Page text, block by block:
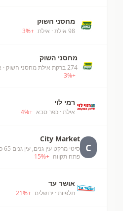
מחסני השוק
98 אילת · אילת +
3%
מחסני השוק
274 ברקת אילת מחסני השוק
·
+
3%
רמי לוי
אילת · כפר סבא +
4%
C
City Market
סיטי מרקט עין גנים, עין גנים 65 פתח תקווה
פתח תקווה +
15%
אושר עד
תלפיות · ירושלים +
21%